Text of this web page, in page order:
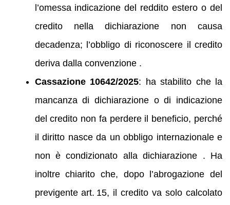
l’omessa indicazione del reddito estero o del
credito nella dichiarazione non causa
decadenza; l’obbligo di riconoscere il credito
deriva dalla convenzione .
Cassazione 10642/2025: ha stabilito che la
mancanza di dichiarazione o di indicazione
del credito non fa perdere il beneficio, perché
il diritto nasce da un obbligo internazionale e
non è condizionato alla dichiarazione . Ha
inoltre chiarito che, dopo l’abrogazione del
previgente art. 15, il credito va solo calcolato